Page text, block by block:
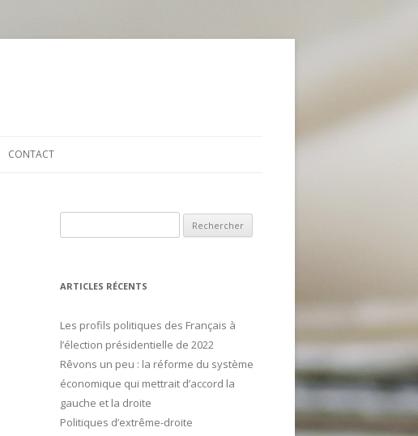
CONTACT
e
h
r
c
h
e
ARTICLES RÉCENTS
Les profils politiques des Français à
l’élection présidentielle de 2022
Rêvons un peu : la réforme du système
économique qui mettrait d’accord la
gauche et la droite
Politiques d’extrême-droite